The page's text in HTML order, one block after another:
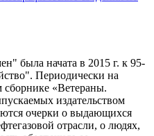
была начата в 2015 г. к 95-
Периодически на
сборнике «Ветераны.
издательством
очерки о выдающихся
отрасли, о людях,